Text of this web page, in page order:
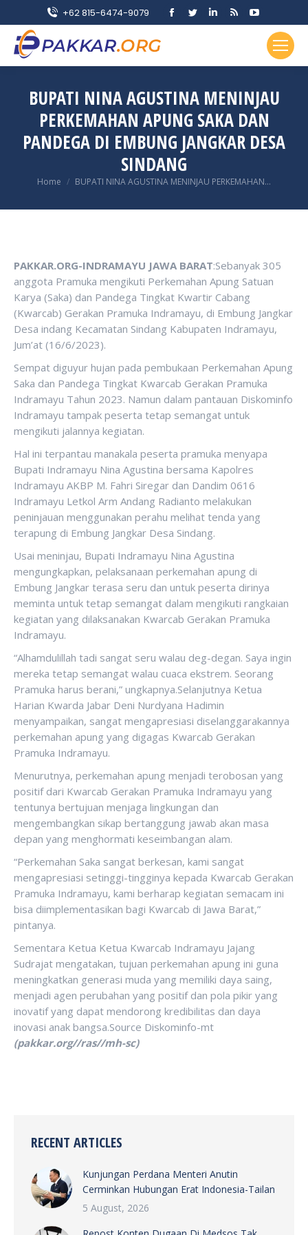
+62 815-6474-9079
Facebook
in
window
Twitter
in
window
Linkedin
in
window
Rss
opens
in
window
YouTube
page
opens
in
window
BUPATI NINA AGUSTINA MENINJAU
PERKEMAHAN APUNG SAKA DAN
PANDEGA DI EMBUNG JANGKAR DESA
SINDANG
You are here:
Home BUPATI NINA AGUSTINA MENINJAU PERKEMAHAN…
PAKKAR.ORG-INDRAMAYU JAWA BARAT:Sebanyak 305
anggota Pramuka mengikuti Perkemahan Apung Satuan
Karya (Saka) dan Pandega Tingkat Kwartir Cabang
(Kwarcab) Gerakan Pramuka Indramayu, di Embung Jangkar
Desa indang Kecamatan Sindang Kabupaten Indramayu,
Jum’at (16/6/2023).
Sempat diguyur hujan pada pembukaan Perkemahan Apung
Saka dan Pandega Tingkat Kwarcab Gerakan Pramuka
Indramayu Tahun 2023. Namun dalam pantauan Diskominfo
Indramayu tampak peserta tetap semangat untuk
mengikuti jalannya kegiatan.
Hal ini terpantau manakala peserta pramuka menyapa
Bupati Indramayu Nina Agustina bersama Kapolres
Indramayu AKBP M. Fahri Siregar dan Dandim 0616
Indramayu Letkol Arm Andang Radianto melakukan
peninjauan menggunakan perahu melihat tenda yang
terapung di Embung Jangkar Desa Sindang.
Usai meninjau, Bupati Indramayu Nina Agustina
mengungkapkan, pelaksanaan perkemahan apung di
Embung Jangkar terasa seru dan untuk peserta dirinya
meminta untuk tetap semangat dalam mengikuti rangkaian
kegiatan yang dilaksanakan Kwarcab Gerakan Pramuka
Indramayu.
“Alhamdulillah tadi sangat seru walau deg-degan. Saya ingin
mereka tetap semangat walau cuaca ekstrem. Seorang
Pramuka harus berani,” ungkapnya.Selanjutnya Ketua
Harian Kwarda Jabar Deni Nurdyana Hadimin
menyampaikan, sangat mengapresiasi diselanggarakannya
perkemahan apung yang digagas Kwarcab Gerakan
Pramuka Indramayu.
Menurutnya, perkemahan apung menjadi terobosan yang
positif dari Kwarcab Gerakan Pramuka Indramayu yang
tentunya bertujuan menjaga lingkungan dan
mengembangkan sikap bertanggung jawab akan masa
depan yang menghormati keseimbangan alam.
“Perkemahan Saka sangat berkesan, kami sangat
mengapresiasi setinggi-tingginya kepada Kwarcab Gerakan
Pramuka Indramayu, kami berharap kegiatan semacam ini
bisa diimplementasikan bagi Kwarcab di Jawa Barat,”
pintanya.
Sementara Ketua Ketua Kwarcab Indramayu Jajang
Sudrajat mengatakan, tujuan perkemahan apung ini guna
meningkatkan generasi muda yang memiliki daya saing,
menjadi agen perubahan yang positif dan pola pikir yang
inovatif yang dapat mendorong kredibilitas dan daya
inovasi anak bangsa.Source Diskominfo-mt
(pakkar.org//ras//mh-sc)
RECENT ARTICLES
Kunjungan Perdana Menteri Anutin
Cerminkan Hubungan Erat Indonesia-Tailan
5 August, 2026